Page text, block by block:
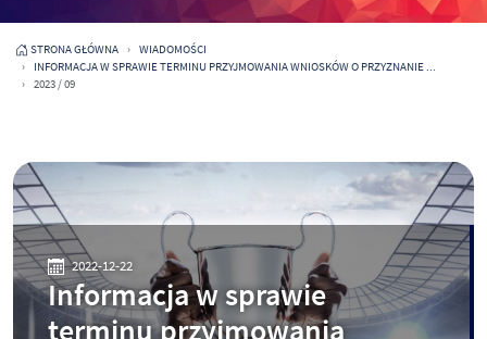
STRONA GŁÓWNA
WIADOMOŚCI
INFORMACJA W SPRAWIE TERMINU PRZYJMOWANIA WNIOSKÓW O PRZYZNANIE ...
2023 / 09
2022-12-22
Informacja w sprawie
terminu przyjmowania